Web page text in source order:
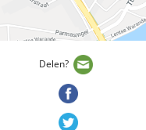
Delen?